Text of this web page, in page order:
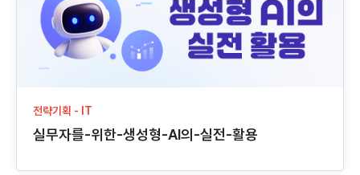
전략기획 - IT
실무자를-위한-생성형-AI의-실전-활용